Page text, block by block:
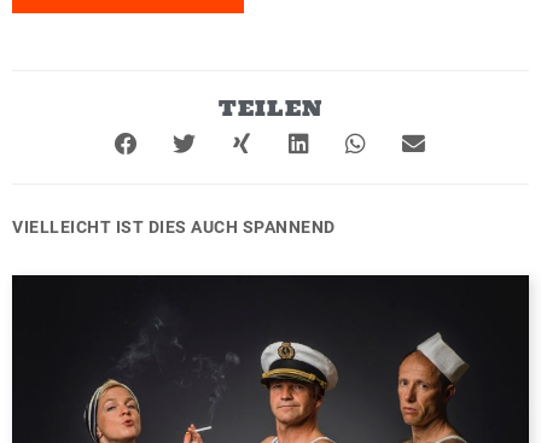
TEILEN
VIELLEICHT IST DIES AUCH SPANNEND